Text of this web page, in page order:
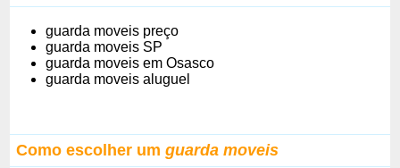
guarda moveis preço
guarda moveis SP
guarda moveis em Osasco
guarda moveis aluguel
Como escolher umguarda moveis